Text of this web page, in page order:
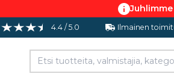
4.4 / 5.0 Ilmainen